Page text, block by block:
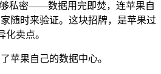
私密——数据用完即焚，连苹果自
随时来验证。这块招牌，是苹果过
卖点。
苹果自己的数据中心。